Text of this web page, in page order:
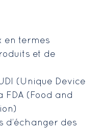
en termes
et de
(Unique Device
(Food and
d’échanger des